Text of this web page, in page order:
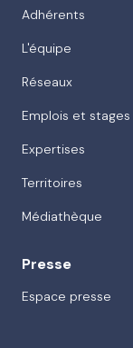
Adhérents
L'équipe
Réseaux
Emplois et stages
Expertises
Territoires
Médiathèque
Presse
Espace presse